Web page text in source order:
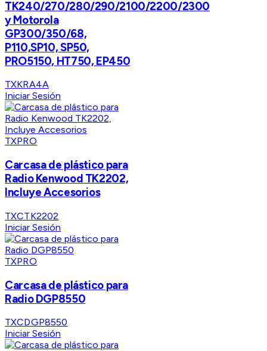
TK240/270/280/290/2100/2200/2300
y Motorola
GP300/350/68,
P110,SP10, SP50,
PRO5150, HT750, EP450
TXKRA4A
Iniciar Sesión
TXPRO
Carcasa de plástico para
Radio Kenwood TK2202,
Incluye Accesorios
TXCTK2202
Iniciar Sesión
TXPRO
Carcasa de plástico para
Radio DGP8550
TXCDGP8550
Iniciar Sesión